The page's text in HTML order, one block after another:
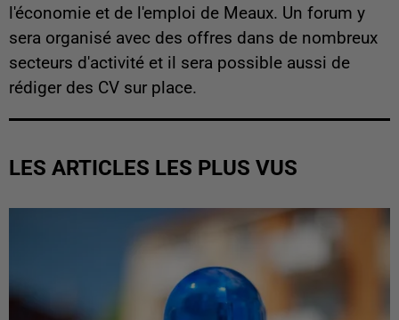
l'économie et de l'emploi de Meaux. Un forum y
sera organisé avec des offres dans de nombreux
secteurs d'activité et il sera possible aussi de
rédiger des CV sur place.
LES ARTICLES LES PLUS VUS